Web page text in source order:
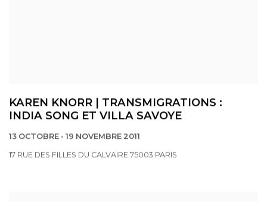
KAREN KNORR | TRANSMIGRATIONS :
INDIA SONG ET VILLA SAVOYE
13 OCTOBRE - 19 NOVEMBRE 2011
17 RUE DES FILLES DU CALVAIRE 75003 PARIS